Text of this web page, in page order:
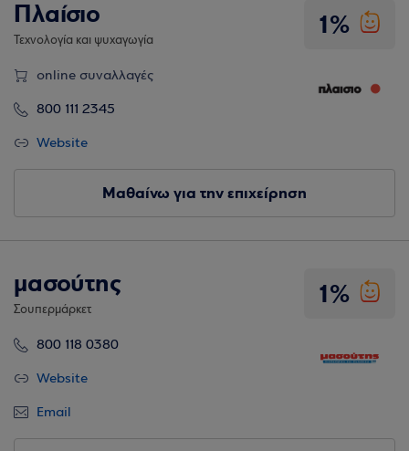
1%
Πλαίσιο
Τεχνολογία και ψυχαγωγία
online συναλλαγές
800 111 2345
Website
Μαθαίνω για την επιχείρηση
1%
μασούτης
Σουπερμάρκετ
800 118 0380
Website
Email